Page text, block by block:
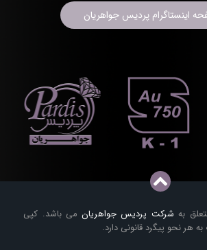
به شرکت پردیس جواهریان می باشد. کپی
هر نحو پیگرد قانونی دارد.
اینستاگرام پردیس جواهریان